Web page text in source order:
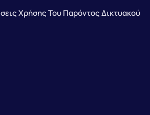
Χρήσης Του Παρόντος Δικτυακού